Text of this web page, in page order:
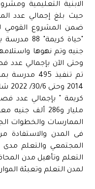
الابنية التعليمية
حيث بلغ إجمالي عدد
ضمن المشروع القومي
مليار و286 ألف
الممارسات والخطوات
فى المدن والاستفادة
المجتمعي والتعلم
التعلم وتأهيل مدن
لمدن التعلم وتعبئة